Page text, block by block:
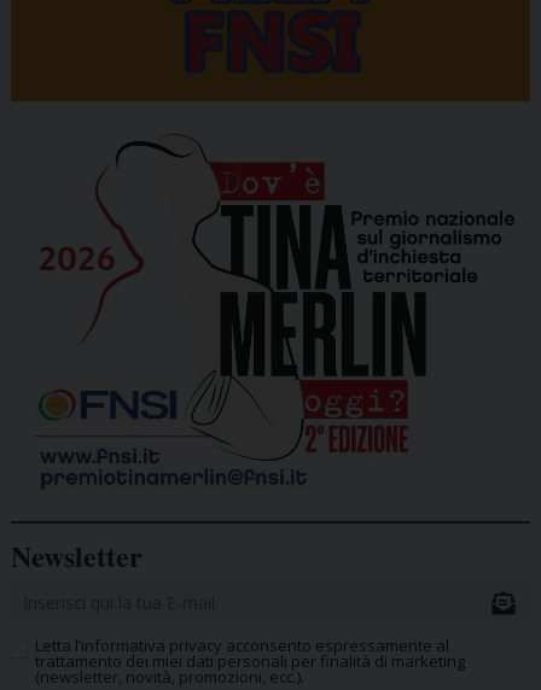
Newsletter
Letta l’informativa privacy acconsento espressamente al
trattamento dei miei dati personali per finalità di marketing
(newsletter, novità, promozioni, ecc.).